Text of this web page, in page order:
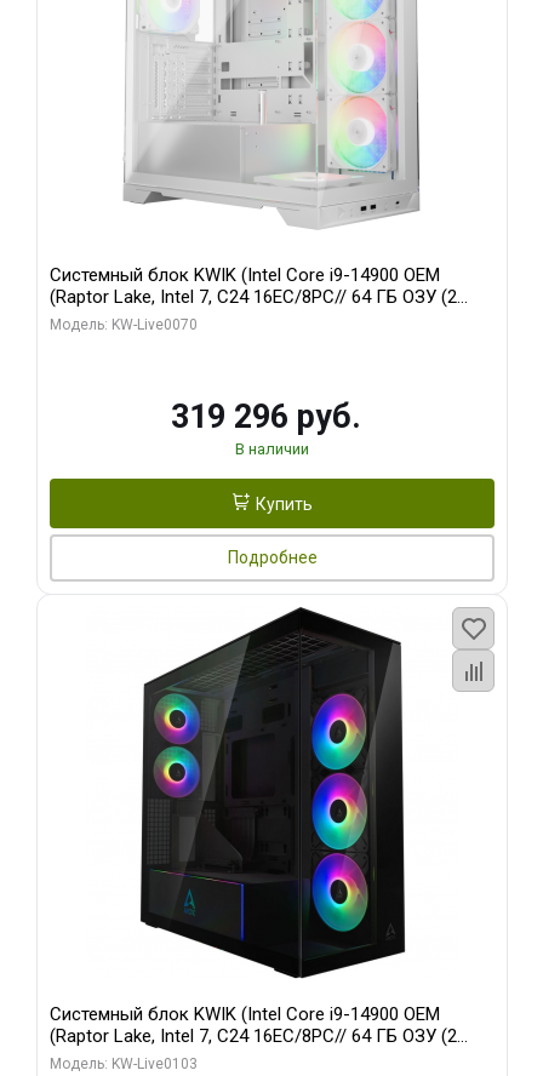
Системный блок KWIK (Intel Core i9-14900 OEM
(Raptor Lake, Intel 7, C24 16EC/8PC// 64 ГБ ОЗУ (2
модуля)/ Gigabyte RTX5080 XTREME WATERFORCE
Модель: KW-Live0070
319 296 руб.
В наличии
Купить
Подробнее
Системный блок KWIK (Intel Core i9-14900 OEM
(Raptor Lake, Intel 7, C24 16EC/8PC// 64 ГБ ОЗУ (2
модуля)/ Afox RTX4090 24GB GDDR6X 384-Bit 3xDP
Модель: KW-Live0103